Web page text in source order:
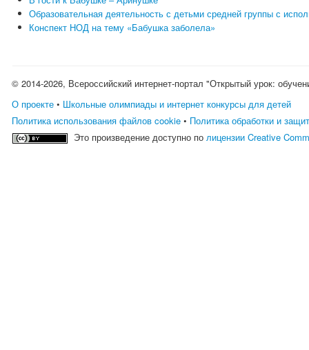
Образовательная деятельность с детьми средней группы с
Конспект НОД на тему «Бабушка заболела»
© 2014-2026, Всероссийский интернет-портал "Открытый урок:
О проекте • Школьные олимпиады и интернет конкурсы для детей
Политика использования файлов cookie • Политика обработки и
Это произведение доступно полицензии Creative